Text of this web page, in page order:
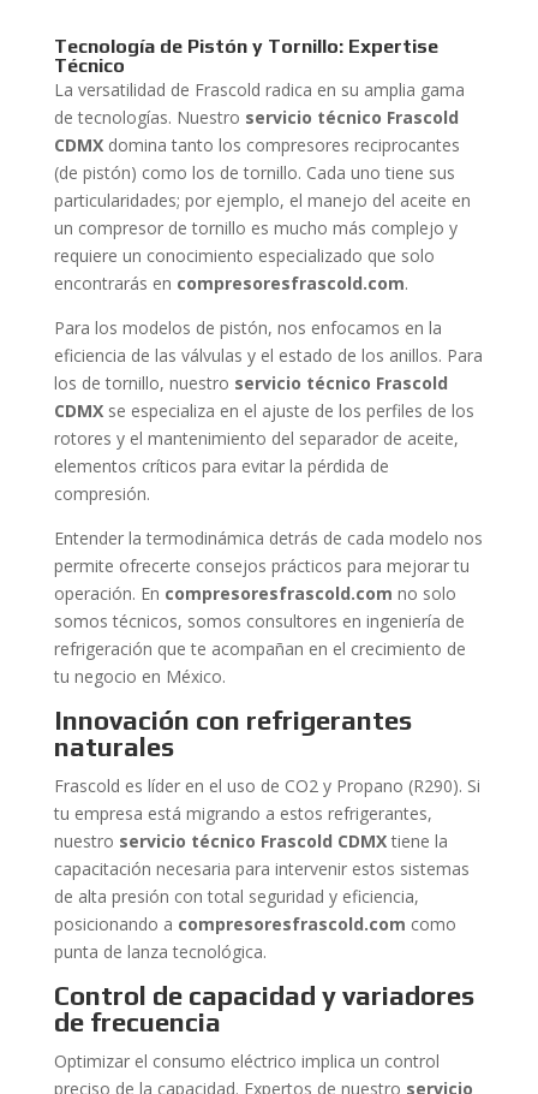
Tecnología de Pistón y Tornillo: Expertise
Técnico
La versatilidad de Frascold radica en su amplia gama
de tecnologías. Nuestro servicio técnico Frascold
CDMXdomina tanto los compresores reciprocantes
(de pistón) como los de tornillo. Cada uno tiene sus
particularidades; por ejemplo, el manejo del aceite en
un compresor de tornillo es mucho más complejo y
requiere un conocimiento especializado que solo
encontrarás en compresoresfrascold.com.
Para los modelos de pistón, nos enfocamos en la
eficiencia de las válvulas y el estado de los anillos. Para
los de tornillo, nuestro servicio técnico Frascold
CDMXse especializa en el ajuste de los perfiles de los
rotores y el mantenimiento del separador de aceite,
elementos críticos para evitar la pérdida de
compresión.
Entender la termodinámica detrás de cada modelo nos
permite ofrecerte consejos prácticos para mejorar tu
operación. En compresoresfrascold.com no solo
somos técnicos, somos consultores en ingeniería de
refrigeración que te acompañan en el crecimiento de
tu negocio en México.
Innovación con refrigerantes
naturales
Frascold es líder en el uso de CO2 y Propano (R290). Si
tu empresa está migrando a estos refrigerantes,
nuestro servicio técnico Frascold CDMXtiene la
capacitación necesaria para intervenir estos sistemas
de alta presión con total seguridad y eficiencia,
posicionando a compresoresfrascold.com como
punta de lanza tecnológica.
Control de capacidad y variadores
de frecuencia
Optimizar el consumo eléctrico implica un control
preciso de la capacidad. Expertos de nuestro servicio